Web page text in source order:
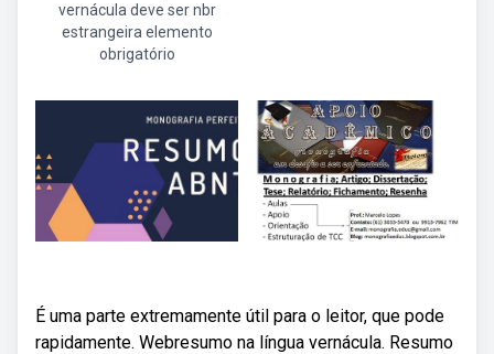
vernácula deve ser nbr
estrangeira elemento
obrigatório
É uma parte extremamente útil para o leitor, que pode
rapidamente. Webresumo na língua vernácula. Resumo